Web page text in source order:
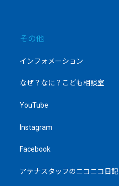
その他
インフォメーション
なぜ？なに？こども相談室
YouTube
Instagram
Facebook
アテナスタッフのニコニコ日記